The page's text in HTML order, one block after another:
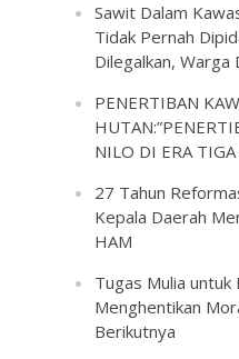
Sawit Dalam
Tidak Pernah
Dilegalkan, Warga
PENERTIBAN
NILO DI ERA
27 Tahun
Kepala Daerah
HAM
Tugas Mulia untuk
Menghentikan
Berikutnya